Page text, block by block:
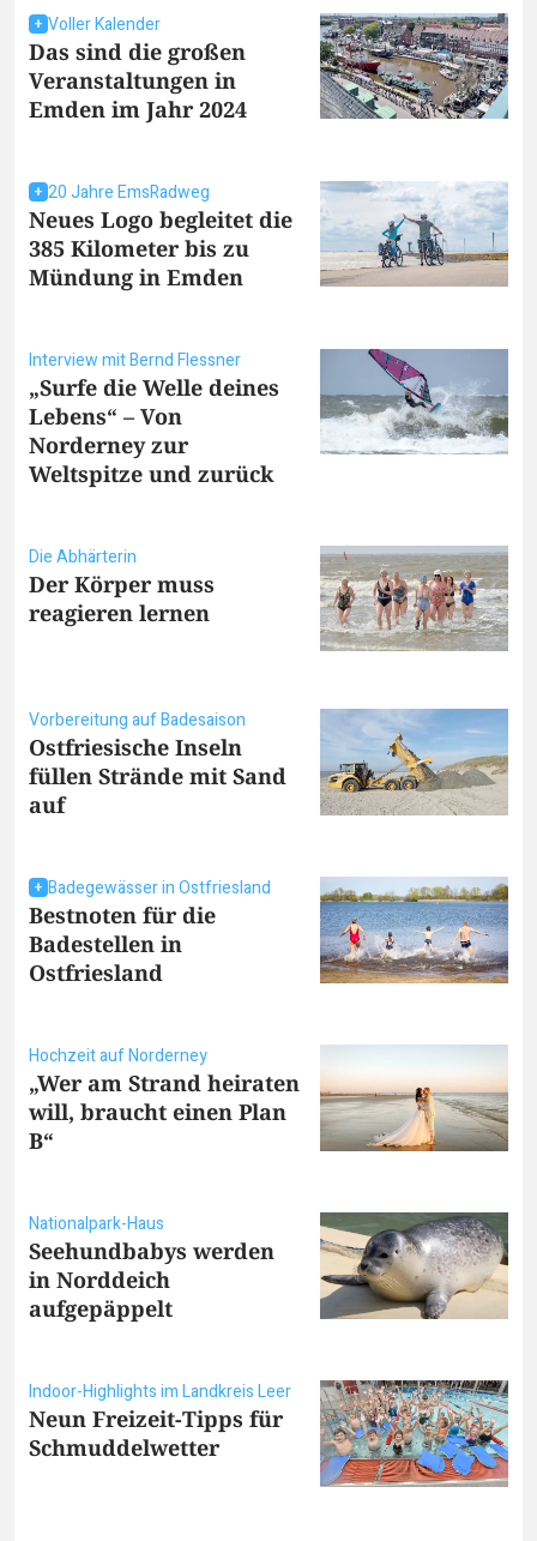
Voller Kalender
Das sind die großen
Veranstaltungen in
Emden im Jahr 2024
20 Jahre EmsRadweg
Neues Logo begleitet die
385 Kilometer bis zu
Mündung in Emden
Interview mit Bernd Flessner
„Surfe die Welle deines
Lebens“ – Von
Norderney zur
Weltspitze und zurück
Die Abhärterin
Der Körper muss
reagieren lernen
Vorbereitung auf Badesaison
Ostfriesische Inseln
füllen Strände mit Sand
auf
Badegewässer in Ostfriesland
Bestnoten für die
Badestellen in
Ostfriesland
Hochzeit auf Norderney
„Wer am Strand heiraten
will, braucht einen Plan
B“
Nationalpark-Haus
Seehundbabys werden
in Norddeich
aufgepäppelt
Indoor-Highlights im Landkreis Leer
Neun Freizeit-Tipps für
Schmuddelwetter